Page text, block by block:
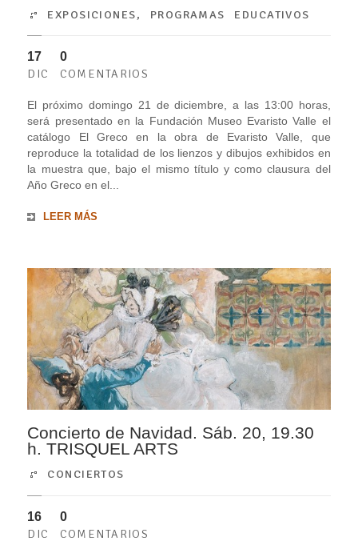
EXPOSICIONES, PROGRAMAS EDUCATIVOS
17
DIC
0
COMENTARIOS
El próximo domingo 21 de diciembre, a las 13:00 horas,
será presentado en la Fundación Museo Evaristo Valle el
catálogo El Greco en la obra de Evaristo Valle, que
reproduce la totalidad de los lienzos y dibujos exhibidos en
la muestra que, bajo el mismo título y como clausura del
Año Greco en el...
LEER MÁS
Concierto de Navidad. Sáb. 20, 19.30
h. TRISQUEL ARTS
CONCIERTOS
16
DIC
0
COMENTARIOS